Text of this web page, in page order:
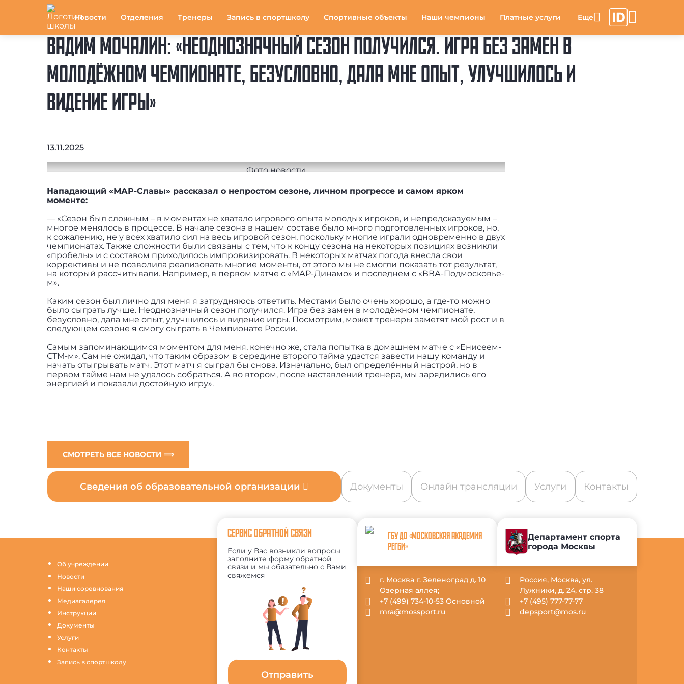
Новости Отделения Тренеры Запись в спортшколу Спортивные объекты Наши чемпионы Платные услуги
ВАДИМ МОЧАЛИН: «НЕОДНОЗНАЧНЫЙ СЕЗОН ПОЛУЧИЛСЯ. ИГРА БЕЗ ЗАМЕН В
МОЛОДЁЖНОМ ЧЕМПИОНАТЕ, БЕЗУСЛОВНО, ДАЛА МНЕ ОПЫТ, УЛУЧШИЛОСЬ И
ВИДЕНИЕ ИГРЫ»
13.11.2025
Нападающий «МАР-Славы» рассказал о непростом сезоне, личном прогрессе и самом ярком
моменте:
— «Сезон был сложным – в моментах не хватало игрового опыта молодых игроков, и непредсказуемым –
многое менялось в процессе. В начале сезона в нашем составе было много подготовленных игроков, но,
к сожалению, не у всех хватило сил на весь игровой сезон, поскольку многие играли одновременно в двух
чемпионатах. Также сложности были связаны с тем, что к концу сезона на некоторых позициях возникли
«пробелы» и с составом приходилось импровизировать. В некоторых матчах погода внесла свои
коррективы и не позволила реализовать многие моменты, от этого мы не смогли показать тот результат,
на который рассчитывали. Например, в первом матче с «МАР-Динамо» и последнем с «ВВА-Подмосковье-
м».
Каким сезон был лично для меня я затрудняюсь ответить. Местами было очень хорошо, а где-то можно
было сыграть лучше. Неоднозначный сезон получился. Игра без замен в молодёжном чемпионате,
безусловно, дала мне опыт, улучшилось и видение игры. Посмотрим, может тренеры заметят мой рост и в
следующем сезоне я смогу сыграть в Чемпионате России.
Самым запоминающимся моментом для меня, конечно же, стала попытка в домашнем матче с «Енисеем-
СТМ-м». Сам не ожидал, что таким образом в середине второго тайма удастся завести нашу команду и
начать отыгрывать матч. Этот матч я сыграл бы снова. Изначально, был определённый настрой, но в
первом тайме нам не удалось собраться. А во втором, после наставлений тренера, мы зарядились его
энергией и показали достойную игру».
СМОТРЕТЬ ВСЕ НОВОСТИ ⟹
Сведения об образовательной организации Документы Онлайн трансляции Услуги Контакты
Об учреждении
Новости
Наши соревнования
Медиагалерея
Инструкции
Документы
Услуги
Контакты
Запись в спортшколу
СЕРВИС ОБРАТНОЙ СВЯЗИ
Если у Вас возникли вопросы
заполните форму обратной
связи и мы обязательно с Вами
свяжемся
Отправить
ГБУ ДО «МОСКОВСКАЯ АКАДЕМИЯ
РЕГБИ»
г. Москва г. Зеленоград д. 10
Озерная аллея;
+7 (499) 734-10-53 Основной
mra@mossport.ru
Департамент спорта
города Москвы
Россия, Москва, ул.
Лужники, д. 24, стр. 38
+7 (495) 777-77-77
depsport@mos.ru